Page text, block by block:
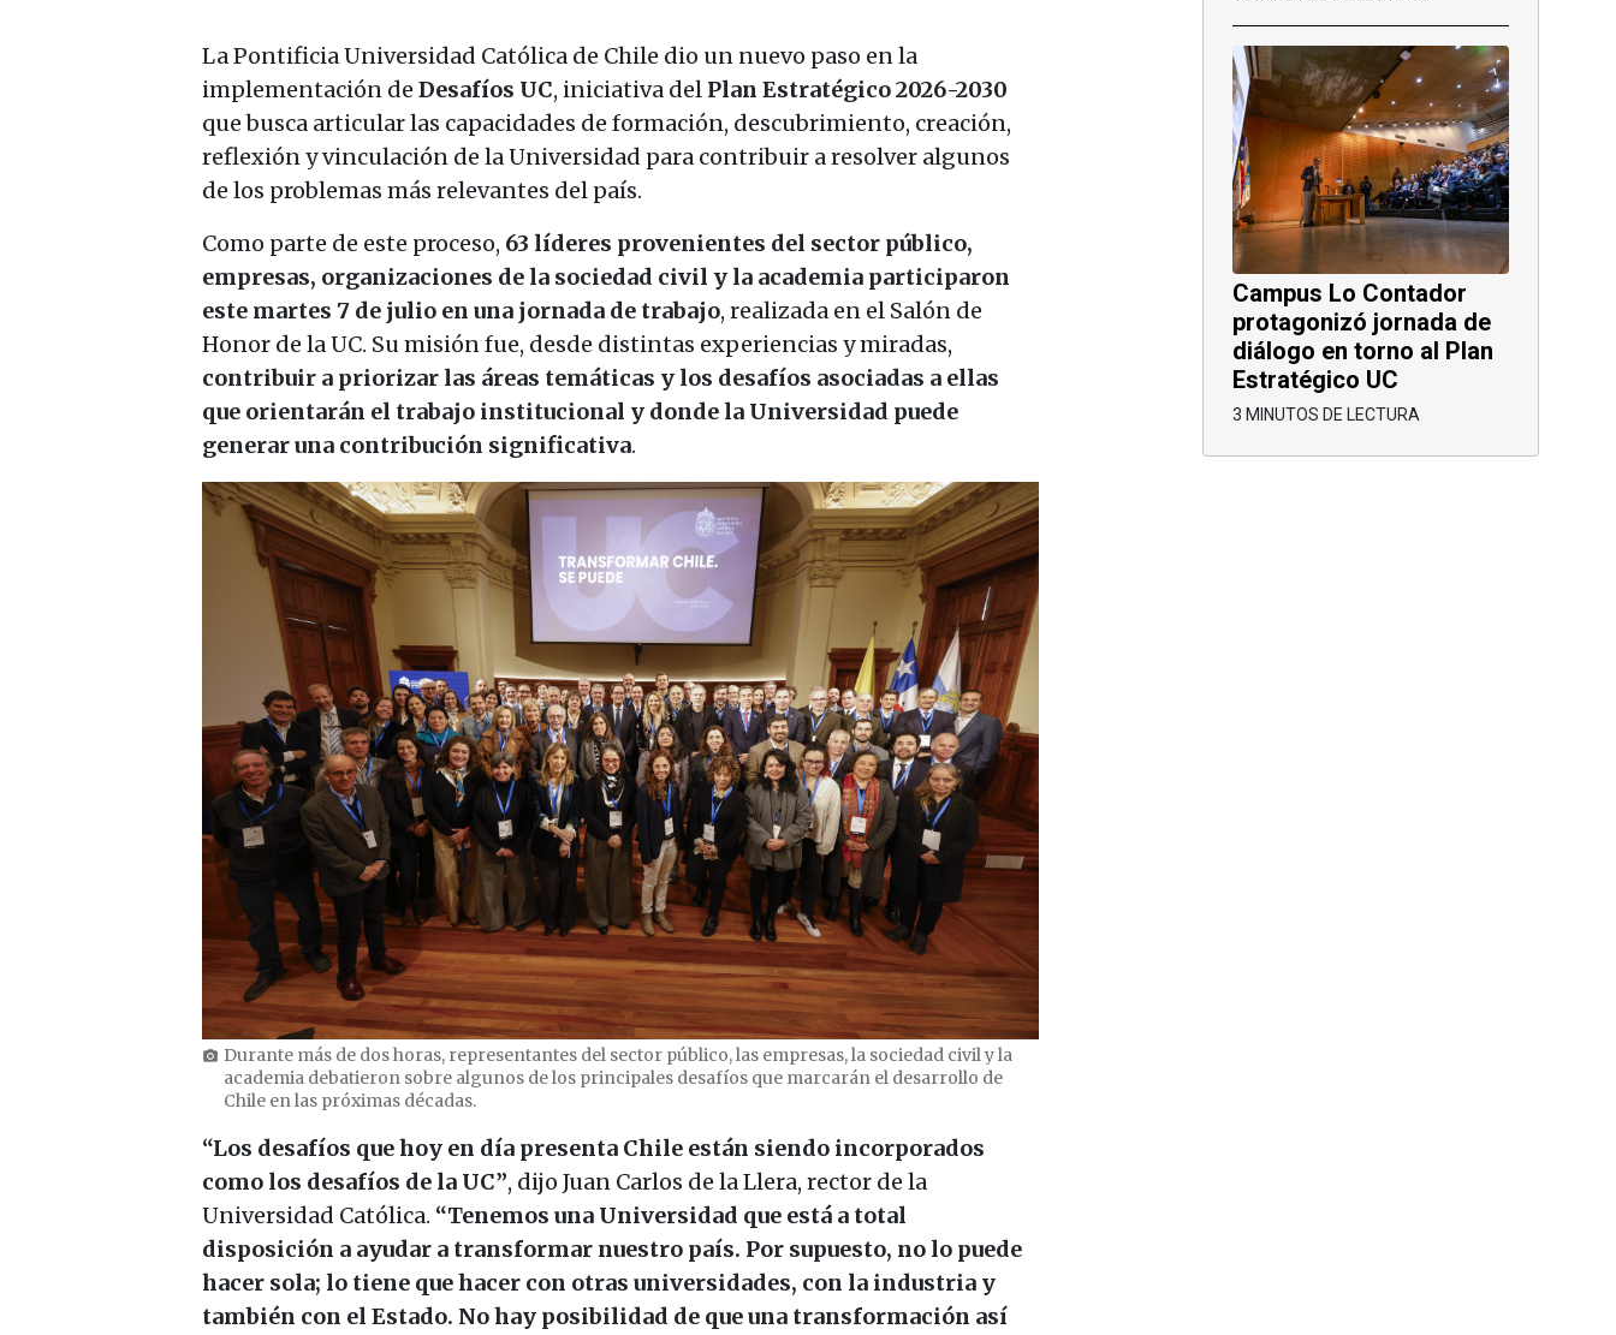
La Pontificia Universidad Católica de Chile dio un nuevo paso en la
implementación de Desafíos UC, iniciativa del Plan Estratégico 2026-2030
que busca articular las capacidades de formación, descubrimiento, creación,
reflexión y vinculación de la Universidad para contribuir a resolver algunos
de los problemas más relevantes del país.
Como parte de este proceso, 63 líderes provenientes del sector público,
empresas, organizaciones de la sociedad civil y la academia participaron
este martes 7 de julio en una jornada de trabajo, realizada en el Salón de
Honor de la UC. Su misión fue, desde distintas experiencias y miradas,
contribuir a priorizar las áreas temáticas y los desafíos asociadas a ellas
que orientarán el trabajo institucional y donde la Universidad puede
generar una contribución significativa.
photo_camera Durante más de dos horas, representantes del sector público, las empresas, la sociedad civil y la
academia debatieron sobre algunos de los principales desafíos que marcarán el desarrollo de
Chile en las próximas décadas.
“Los desafíos que hoy en día presenta Chile están siendo incorporados
como los desafíos de la UC”, dijo Juan Carlos de la Llera, rector de la
Universidad Católica. “Tenemos una Universidad que está a total
disposición a ayudar a transformar nuestro país. Por supuesto, no lo puede
hacer sola; lo tiene que hacer con otras universidades, con la industria y
también con el Estado. No hay posibilidad de que una transformación así
Campus Lo Contador
protagonizó jornada de
diálogo en torno al Plan
Estratégico UC
3 MINUTOS DE LECTURA